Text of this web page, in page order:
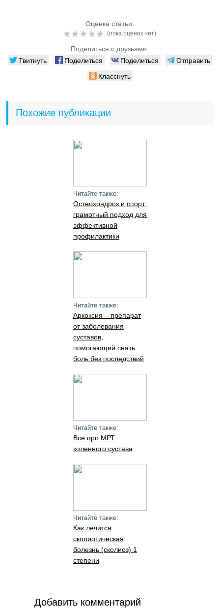
Оценка статьи:
(пока оценок нет)
Поделиться с друзьями:
Твитнуть Поделиться Поделиться
Отправить
Класснуть
Похожие публикации
Читайте также:
Остеохондроз и спорт:
грамотный подход для
эффективной
профилактики
Читайте также:
Аркоксия – препарат
от заболевания
суставов,
помогающий снять
боль без последствий
Читайте также:
Все про МРТ
коленного сустава
Читайте также:
Как лечится
сколиотическая
болезнь (сколиоз) 1
степени
Добавить комментарий